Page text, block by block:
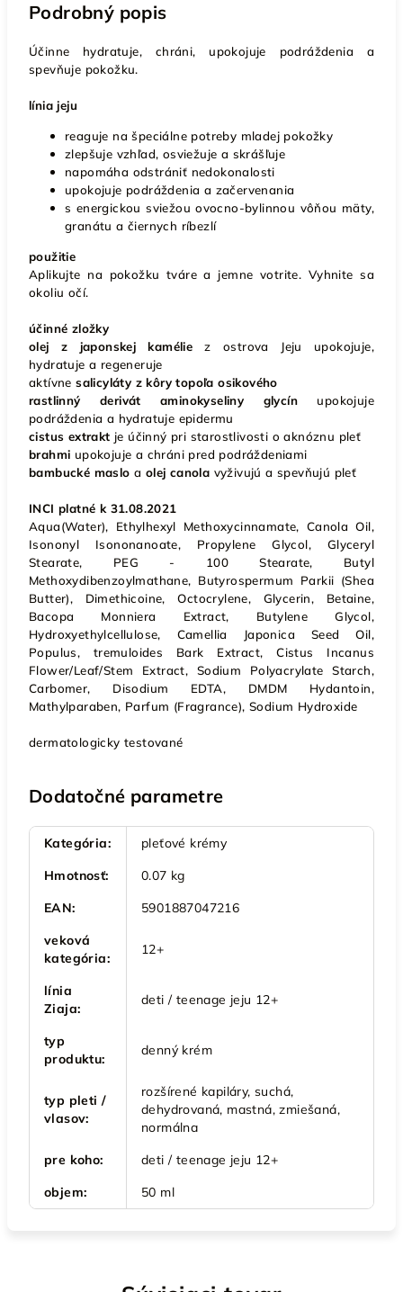
Podrobný popis
Účinne hydratuje, chráni, upokojuje podráždenia a
spevňuje pokožku.
línia jeju
reaguje na špeciálne potreby mladej pokožky
zlepšuje vzhľad, osviežuje a skrášľuje
napomáha odstrániť nedokonalosti
upokojuje podráždenia a začervenania
s energickou sviežou ovocno-bylinnou vôňou mäty,
granátu a čiernych ríbezlí
použitie
Aplikujte na pokožku tváre a jemne votrite. Vyhnite sa
okoliu očí.
účinné zložky
olej z japonskej kamélie z ostrova Jeju upokojuje,
hydratuje a regeneruje
aktívnesalicyláty z kôry topoľa osikového
rastlinný derivát aminokyseliny glycín upokojuje
podráždenia a hydratuje epidermu
cistus extrakt je účinný pri starostlivosti o aknóznu pleť
brahmi upokojuje a chráni pred podráždeniami
bambucké maslo a olej canola vyživujú a spevňujú pleť
INCI platné k 31.08.2021
Aqua(Water), Ethylhexyl Methoxycinnamate, Canola Oil,
Isononyl Isononanoate, Propylene Glycol, Glyceryl
Stearate, PEG - 100 Stearate, Butyl
Methoxydibenzoylmathane, Butyrospermum Parkii (Shea
Butter), Dimethicoine, Octocrylene, Glycerin, Betaine,
Bacopa Monniera Extract, Butylene Glycol,
Hydroxyethylcellulose, Camellia Japonica Seed Oil,
Populus, tremuloides Bark Extract, Cistus Incanus
Flower/Leaf/Stem Extract, Sodium Polyacrylate Starch,
Carbomer, Disodium EDTA, DMDM Hydantoin,
Mathylparaben, Parfum (Fragrance), Sodium Hydroxide
dermatologicky testované
Dodatočné parametre
Kategória:
pleťové krémy
Hmotnosť:
0.07 kg
EAN:
5901887047216
veková
kategória:
12+
línia
Ziaja:
deti / teenage jeju 12+
typ
produktu:
denný krém
typ pleti /
vlasov:
rozšírené kapiláry, suchá,
dehydrovaná, mastná, zmiešaná,
normálna
pre koho:
deti / teenage jeju 12+
objem: 50 ml